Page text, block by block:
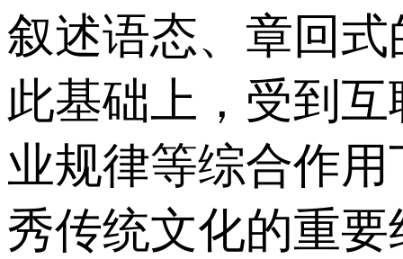
叙述语态、章回
此基础上，受到
业规律等综合作
秀传统文化的重